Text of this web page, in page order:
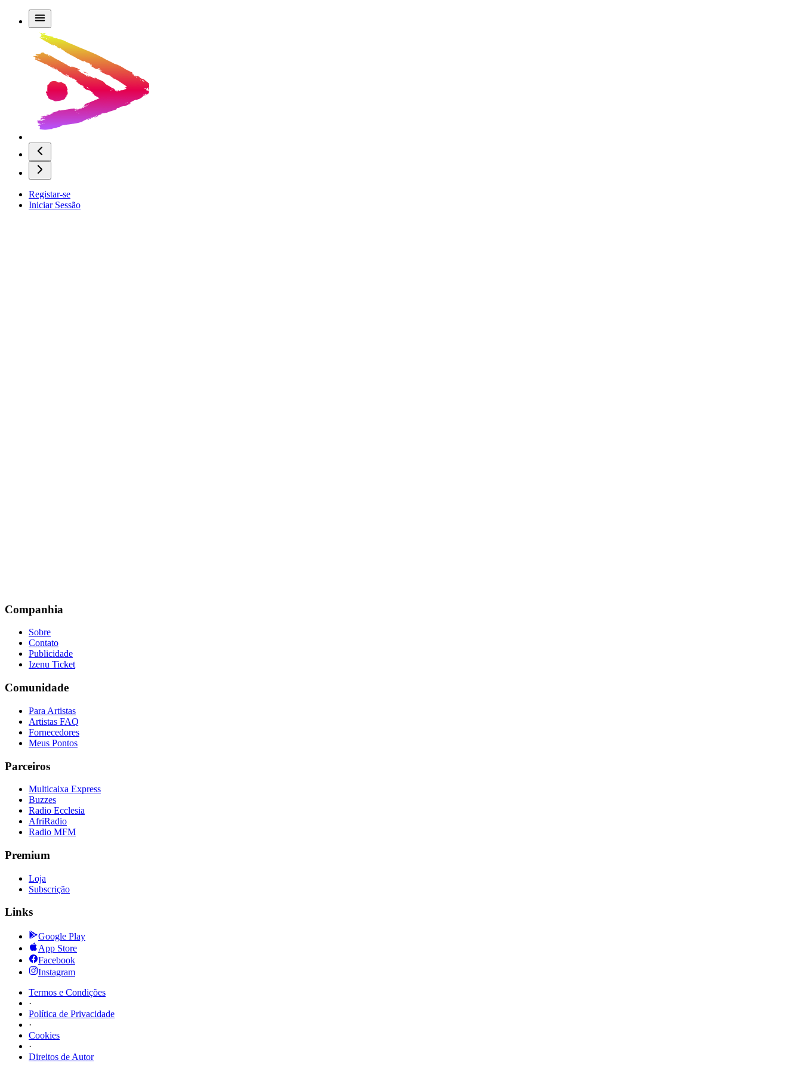
Registar-se
Iniciar Sessão
Companhia
Sobre
Contato
Publicidade
Izenu Ticket
Comunidade
Para Artistas
Artistas FAQ
Fornecedores
Meus Pontos
Parceiros
Multicaixa Express
Buzzes
Radio Ecclesia
AfriRadio
Radio MFM
Premium
Loja
Subscrição
Links
Google Play
App Store
Facebook
Instagram
Termos e Condições
·
Política de Privacidade
·
Cookies
·
Direitos de Autor